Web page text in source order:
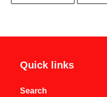
FACEBOOK
Quick links
Search